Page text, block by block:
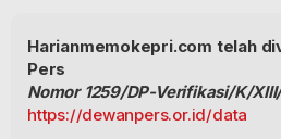
Harianmemokepri.com telah
Pers
Nomor 1259/DP-Verifikasi/K/
https://dewanpers.or.id/data